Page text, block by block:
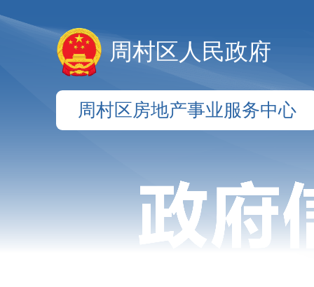
周村区人民政府
周村区房地产事业服务中心